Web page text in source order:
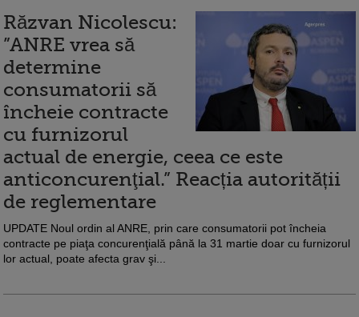
Răzvan Nicolescu:
”ANRE vrea să
determine
consumatorii să
încheie contracte
cu furnizorul
actual de energie, ceea ce este
anticoncurenţial.” Reacția autorității
de reglementare
UPDATE Noul ordin al ANRE, prin care consumatorii pot încheia
contracte pe piaţa concurenţială până la 31 martie doar cu furnizorul
lor actual, poate afecta grav şi...